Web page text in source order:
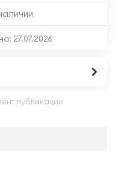
27.07.2026
публикации